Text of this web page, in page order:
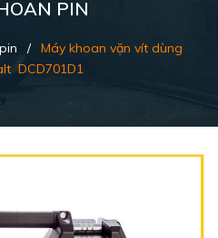
PIN
/ Máy khoan vặn vít dùng
DCD701D1